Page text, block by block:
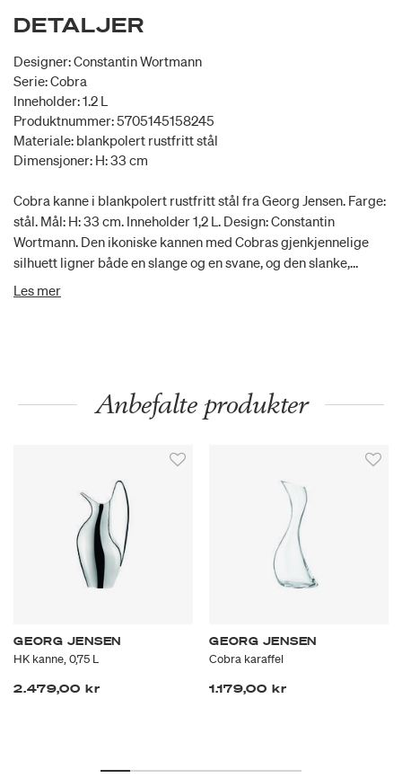
DETALJER
Designer: Constantin Wortmann
Serie: Cobra
Inneholder: 1.2 L
Produktnummer: 5705145158245
Materiale: blankpolert rustfritt stål
Dimensjoner: H: 33 cm
Cobra kanne i blankpolert rustfritt stål fra Georg Jensen. Farge:
stål. Mål: H: 33 cm. Inneholder 1,2 L. Design: Constantin
Wortmann. Den ikoniske kannen med Cobras gjenkjennelige
silhuett ligner både en slange og en svane, og den slanke,
organiske formen er like elegant som den er moderne. Men
Les mer
Anbefalte produkter
GEORG JENSEN
HK kanne, 0,75 L
2.479,00 kr
GEORG JENSEN
Cobra karaffel
1.179,00 kr